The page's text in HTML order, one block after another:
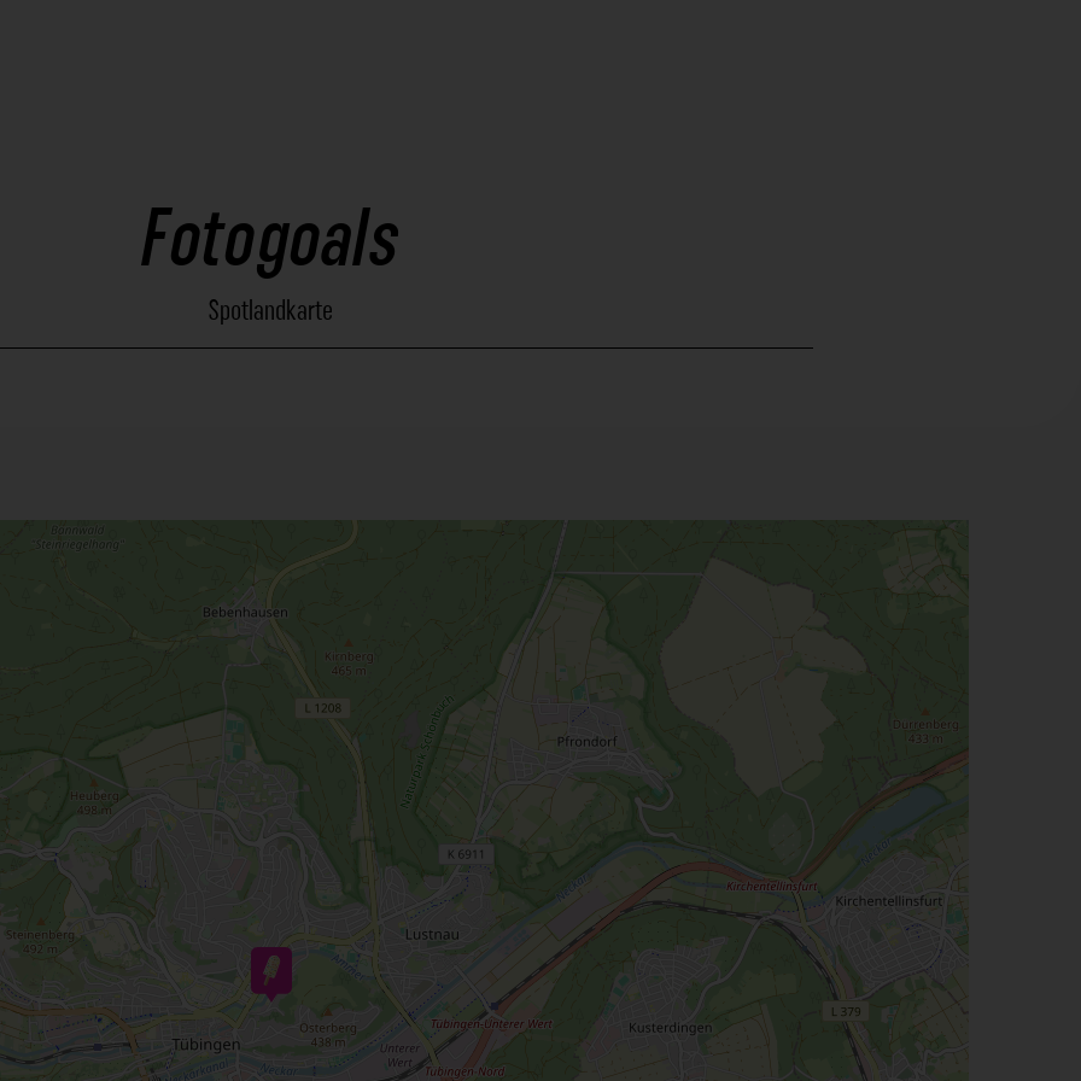
Fotogoals
Spotlandkarte